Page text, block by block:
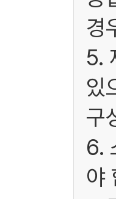
경
5.
있
구
6.
야